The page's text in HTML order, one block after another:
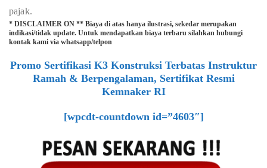
pajak.
* DISCLAIMER ON ** Biaya di atas hanya ilustrasi, sekedar merupakan
indikasi/tidak update. Untuk mendapatkan biaya terbaru silahkan hubungi
kontak kami via whatsapp/telpon
Promo Sertifikasi K3 Konstruksi Terbatas Instruktur
Ramah & Berpengalaman, Sertifikat Resmi
Kemnaker RI
[wpcdt-countdown id=”4603″]